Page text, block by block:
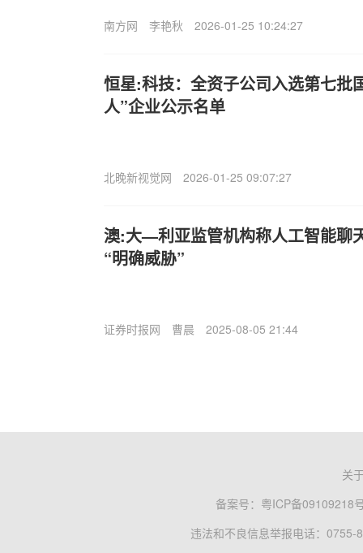
南方网 李艳秋 2026-01-25 10:24:27
恒星:科技：全资子公司入选第七批
人”企业公示名单
北晚新视觉网 2026-01-25 09:07:27
澳:大—利亚监管机构称人工智能聊
“明确威胁”
证券时报网 曹晨 2025-08-05 21:44
关
备案号： 粤ICP备09109218
违法和不良信息举报电话：0755-